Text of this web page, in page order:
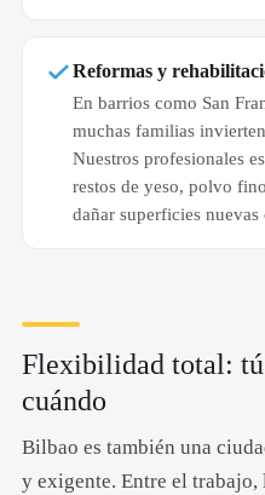
Reformas y
En barrios como San
muchas familias
Nuestros profesionales
restos de yeso, polvo
dañar superficies nuevas
Flexibilidad total:
cuándo
Bilbao es también una
y exigente. Entre el